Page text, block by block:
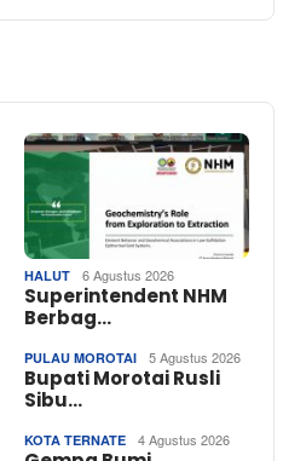
HALUT 6 Agustus 2026
Superintendent NHM
Berbag…
PULAU MOROTAI 5 Agustus 2026
Bupati Morotai Rusli
Sibu…
KOTA TERNATE 4 Agustus 2026